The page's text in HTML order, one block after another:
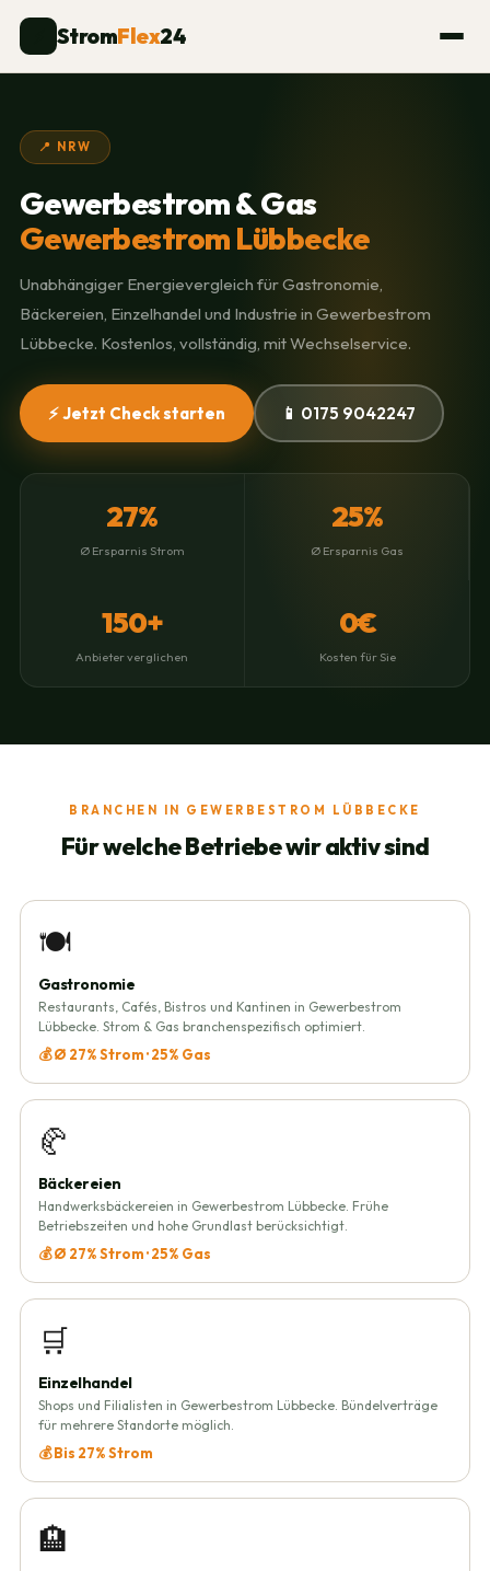
StromFlex24
📍 NRW
Gewerbestrom & Gas
Gewerbestrom Lübbecke
Unabhängiger Energievergleich für Gastronomie,
Bäckereien, Einzelhandel und Industrie in Gewerbestrom
Lübbecke. Kostenlos, vollständig, mit Wechselservice.
⚡ Jetzt Check starten 📱 0175 9042247
27%
Ø Ersparnis Strom
25%
Ø Ersparnis Gas
150+
Anbieter verglichen
0€
Kosten für Sie
BRANCHEN IN GEWERBESTROM LÜBBECKE
Für welche Betriebe wir aktiv sind
🍽️
Gastronomie
Restaurants, Cafés, Bistros und Kantinen in Gewerbestrom
Lübbecke. Strom & Gas branchenspezifisch optimiert.
💰 Ø 27% Strom · 25% Gas
🥐
Bäckereien
Handwerksbäckereien in Gewerbestrom Lübbecke. Frühe
Betriebszeiten und hohe Grundlast berücksichtigt.
💰 Ø 27% Strom · 25% Gas
🛒
Einzelhandel
Shops und Filialisten in Gewerbestrom Lübbecke. Bündelverträge
für mehrere Standorte möglich.
💰 Bis 27% Strom
🏨